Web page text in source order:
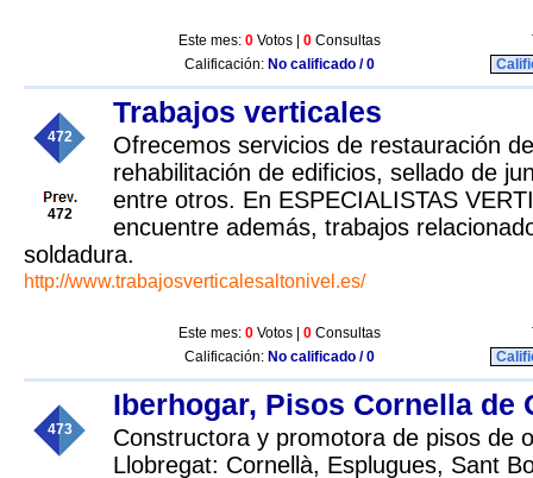
Este mes: 0 Votos | 0 Consultas
Calificación: No calificado / 0
472
472
Trabajos verticales
Ofrecemos servicios de restauración
rehabilitación de edificios, sellado de
entre otros. En ESPECIALISTAS
encuentre además, trabajos
soldadura.
http://www.trabajosverticalesaltonivel.es/
Este mes: 0 Votos | 0 Consultas
Calificación: No calificado / 0
473
Iberhogar, Pisos Cornella de
Constructora y promotora de pisos de
Llobregat: Cornellà, Esplugues, Sant